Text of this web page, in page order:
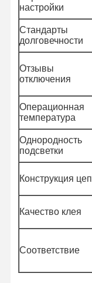
Домой
настройки
Стандарты
долговечности
Отзывы
отключения
Операционная
температура
Однородность
подсветки
Конструкция
Качество клея
Соответствие